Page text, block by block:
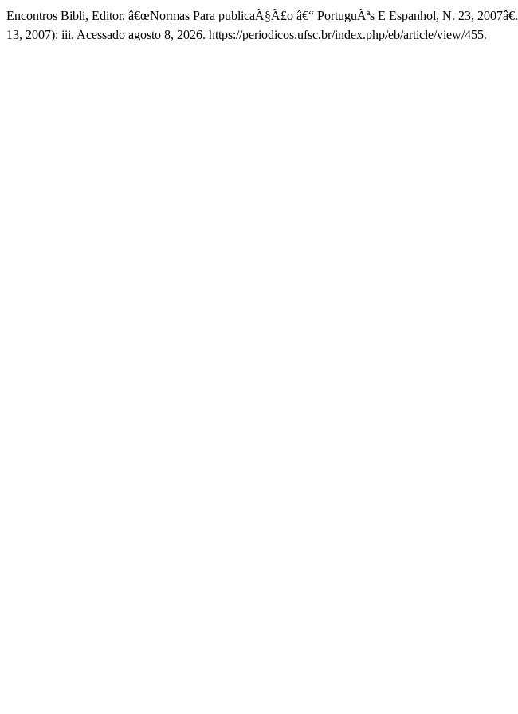
Encontros Bibli, Editor. â€œNormas Para publicaÃ§Ã£o â€“ PortuguÃªs E Espanhol, N. 23, 2007â€.
13, 2007): iii. Acessado agosto 8, 2026. https://periodicos.ufsc.br/index.php/eb/article/view/455.